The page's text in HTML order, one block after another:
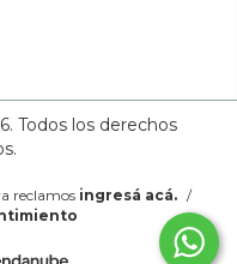
Todos los derechos
reclamos ingresá acá. /